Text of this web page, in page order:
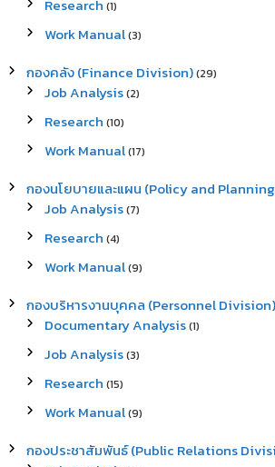
Research (1)
Work Manual(3)
กองคลัง (Finance Division)(29)
Job Analysis(2)
Research (10)
Work Manual(17)
กองนโยบายและแผน (Policy and
Job Analysis(7)
Research (4)
Work Manual(9)
กองบริหารงานบุคคล (Personnel Division)
Documentary Analysis(1)
Job Analysis(3)
Research (15)
Work Manual(9)
กองประชาสัมพันธ์ (Public Relations